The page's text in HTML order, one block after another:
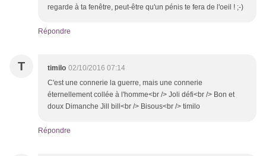
regarde à ta fenêtre, peut-être qu'un pénis te fera de l'oeil ! ;-)
Répondre
T timilo 02/10/2016 07:14
C'est une connerie la guerre, mais une connerie
éternellement collée à l'homme<br /> Joli défi<br /> Bon et
doux Dimanche Jill bill<br /> Bisous<br /> timilo
Répondre